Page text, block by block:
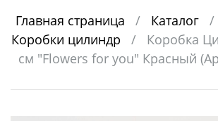
Главная страница / Каталог /
Коробки цилиндр
/
Коробка
см "Flowers for you" Красный